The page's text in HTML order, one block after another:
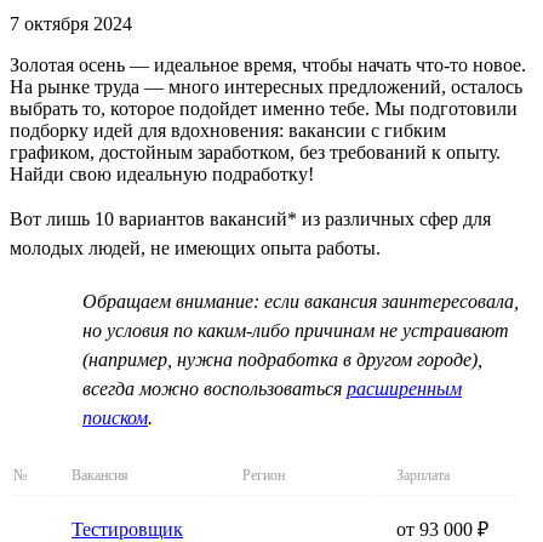
7 октября 2024
Золотая осень — идеальное время, чтобы начать что-то новое.
На рынке труда — много интересных предложений, осталось
выбрать то, которое подойдет именно тебе. Мы подготовили
подборку идей для вдохновения: вакансии с гибким
графиком, достойным заработком, без требований к опыту.
Найди свою идеальную подработку!
Вот лишь 10 вариантов вакансий* из различных сфер для
молодых людей, не имеющих опыта работы.
Обращаем внимание: если вакансия заинтересовала,
но условия по каким-либо причинам не устраивают
(например, нужна подработка в другом городе),
всегда можно воспользоваться расширенным
поиском.
№ Вакансия Регион Зарплата
Тестировщик
от 93 000 ₽